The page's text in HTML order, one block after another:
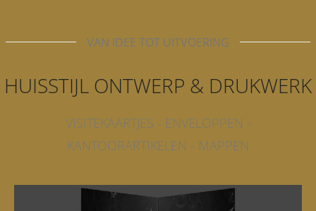
VAN IDEE TOT UITVOERING
HUISSTIJL ONTWERP & DRUKWERK
VISITEKAARTJES - ENVELOPPEN -
KANTOORARTIKELEN - MAPPEN